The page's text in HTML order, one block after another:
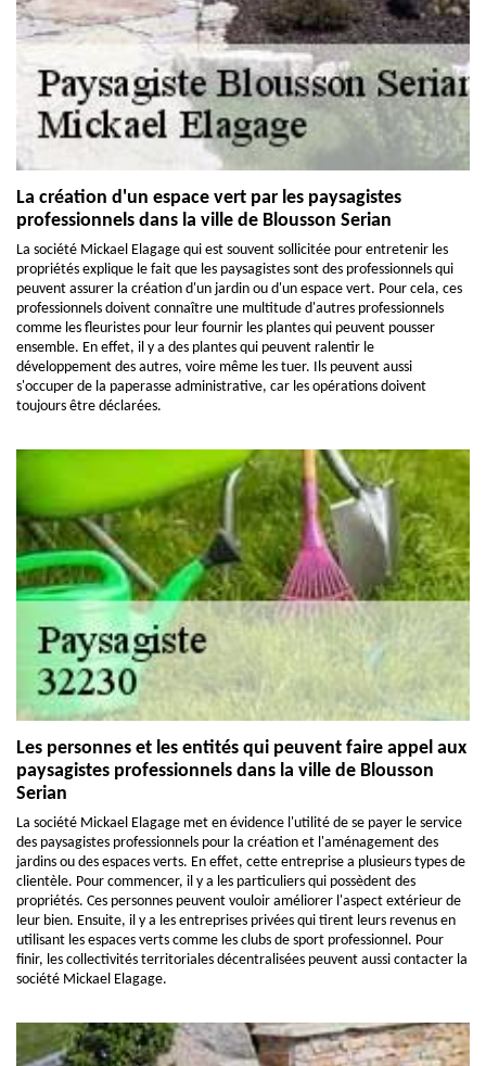
La création d'un espace vert par les paysagistes
professionnels dans la ville de Blousson Serian
La société Mickael Elagage qui est souvent sollicitée pour entretenir les
propriétés explique le fait que les paysagistes sont des professionnels qui
peuvent assurer la création d'un jardin ou d'un espace vert. Pour cela, ces
professionnels doivent connaître une multitude d'autres professionnels
comme les fleuristes pour leur fournir les plantes qui peuvent pousser
ensemble. En effet, il y a des plantes qui peuvent ralentir le
développement des autres, voire même les tuer. Ils peuvent aussi
s'occuper de la paperasse administrative, car les opérations doivent
toujours être déclarées.
Les personnes et les entités qui peuvent faire appel aux
paysagistes professionnels dans la ville de Blousson
Serian
La société Mickael Elagage met en évidence l'utilité de se payer le service
des paysagistes professionnels pour la création et l'aménagement des
jardins ou des espaces verts. En effet, cette entreprise a plusieurs types de
clientèle. Pour commencer, il y a les particuliers qui possèdent des
propriétés. Ces personnes peuvent vouloir améliorer l'aspect extérieur de
leur bien. Ensuite, il y a les entreprises privées qui tirent leurs revenus en
utilisant les espaces verts comme les clubs de sport professionnel. Pour
finir, les collectivités territoriales décentralisées peuvent aussi contacter la
société Mickael Elagage.